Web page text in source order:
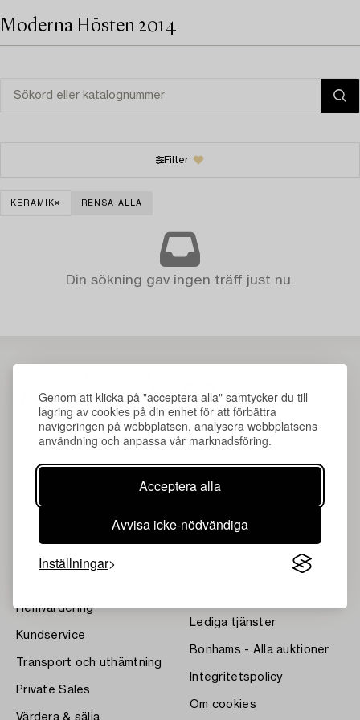
Genom att klicka på "acceptera alla" samtycker du till
lagring av cookies på din enhet för att förbättra
navigeringen på webbplatsen, analysera webbplatsens
användning och anpassa vår marknadsföring.
Acceptera alla
Avvisa icke-nödvändiga
Inställningar
Moderna Hösten 2014
Filter
KERAMIK RENSA ALLA
Din sökning gav ingen träff just nu.
Kontakta våra specialister
Hemvärdering
Kundservice
Transport och uthämtning
Private Sales
Värdera & sälja
Bukipedia
Lediga tjänster
Bonhams - Alla auktioner
Integritetspolicy
Om cookies